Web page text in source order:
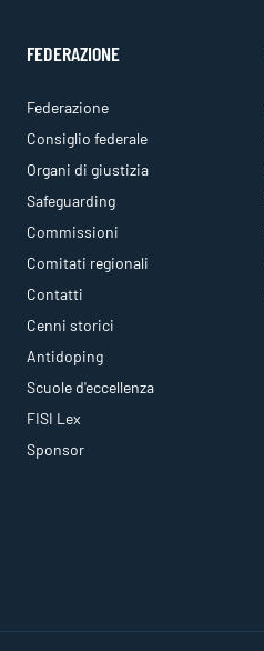
FEDERAZIONE
Federazione
Consiglio federale
Organi di giustizia
Safeguarding
Commissioni
Comitati regionali
Contatti
Cenni storici
Antidoping
Scuole d'eccellenza
FISI Lex
Sponsor